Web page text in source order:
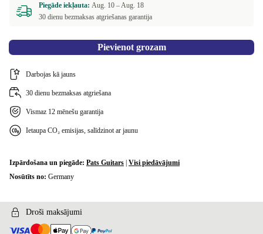
Piegāde iekļauta: Aug. 10 –Aug. 18
30 dienu bezmaksas atgriešanas garantija
Pievienot grozam
Darbojas kā jauns
30 dienu bezmaksas atgriešana
Vismaz 12 mēnešu garantija
Ietaupa CO₂ emisijas, salīdzinot ar jaunu
Izpārdošana un piegāde: Pats Guitars Visi piedāvājumi
Nosūtīts no: Germany
Droši maksājumi